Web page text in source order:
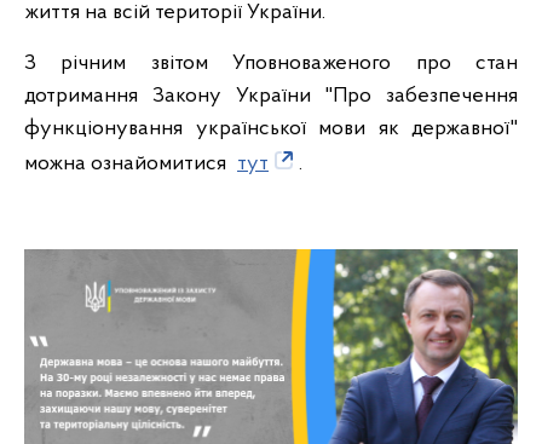
життя на всій території України.
З річним звітом Уповноваженого про стан
дотримання Закону України "Про забезпечення
функціонування української мови як державної"
можна ознайомитися тут .